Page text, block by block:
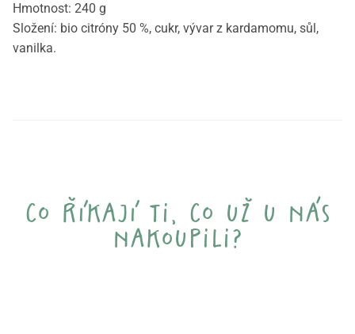
Hmotnost: 240 g
Složení: bio citróny 50 %, cukr, vývar z kardamomu, sůl,
vanilka.
co říkají ti, co už u nás
nakoupili?